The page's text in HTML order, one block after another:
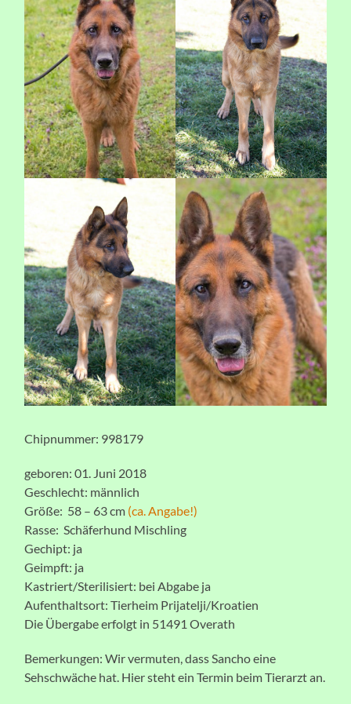
Chipnummer: 998179
geboren: 01. Juni 2018
Geschlecht: männlich
Größe: 58 – 63 cm (ca. Angabe!)
Rasse: Schäferhund Mischling
Gechipt: ja
Geimpft: ja
Kastriert/Sterilisiert: bei Abgabe ja
Aufenthaltsort: Tierheim Prijatelji/Kroatien
Die Übergabe erfolgt in 51491 Overath
Bemerkungen: Wir vermuten, dass Sancho eine
Sehschwäche hat. Hier steht ein Termin beim Tierarzt an.